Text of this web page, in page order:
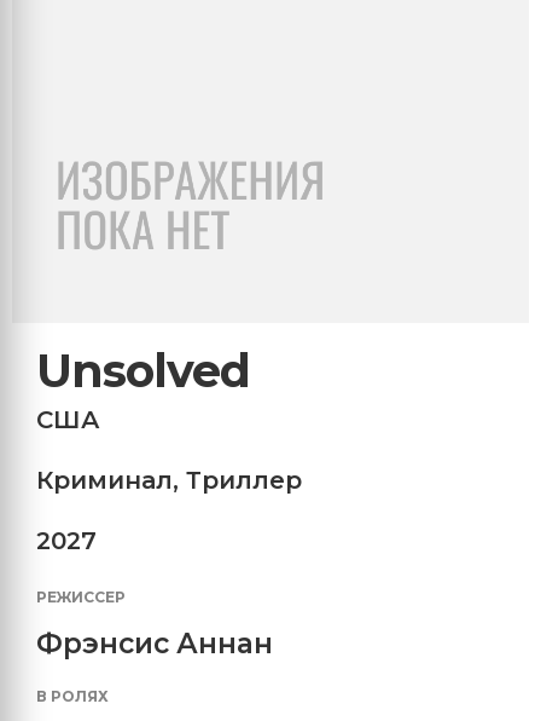
Unsolved
США
Криминал, Триллер
2027
РЕЖИССЕР
Фрэнсис Аннан
В РОЛЯХ